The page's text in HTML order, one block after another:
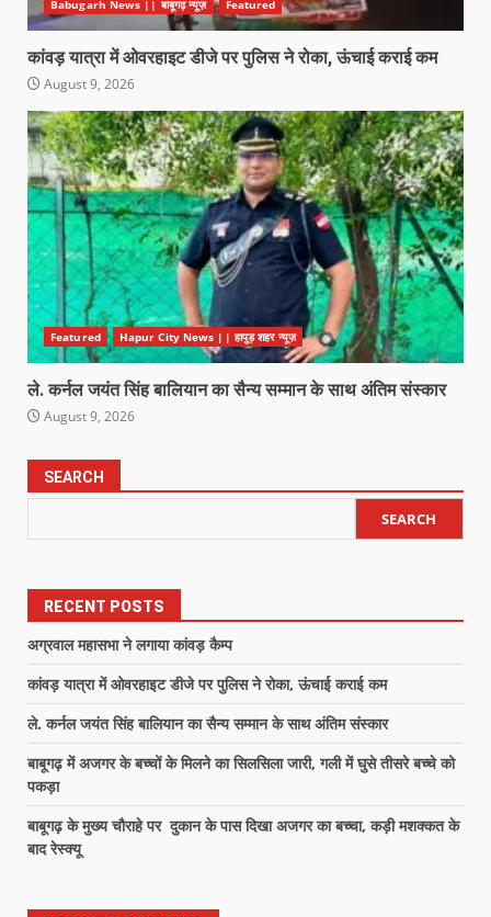
Babugarh News || बाबूगढ़ न्यूज़ Featured
कांवड़ यात्रा में ओवरहाइट डीजे पर पुलिस ने रोका, ऊंचाई कराई कम
August 9, 2026
Featured Hapur City News || हापुड़ शहर न्यूज़
ले. कर्नल जयंत सिंह बालियान का सैन्य सम्मान के साथ अंतिम संस्कार
August 9, 2026
SEARCH
SEARCH
RECENT POSTS
अग्रवाल महासभा ने लगाया कांवड़ कैम्प
कांवड़ यात्रा में ओवरहाइट डीजे पर पुलिस ने रोका, ऊंचाई कराई कम
ले. कर्नल जयंत सिंह बालियान का सैन्य सम्मान के साथ अंतिम संस्कार
बाबूगढ़ में अजगर के बच्चों के मिलने का सिलसिला जारी, गली में घुसे तीसरे बच्चे को
पकड़ा
बाबूगढ़ के मुख्य चौराहे पर दुकान के पास दिखा अजगर का बच्चा, कड़ी मशक्कत के
बाद रेस्क्यू